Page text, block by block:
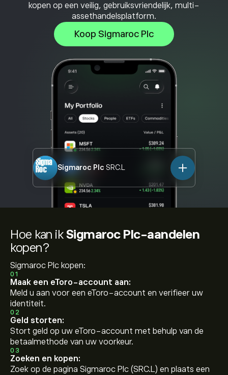
kopen op een veilig, gebruiksvriendelijk, multi-
assethandelsplatform.
Koop Sigmaroc Plc
Sigmaroc Plc SRC.L
Hoe kan ikSigmaroc Plc-aandelen
kopen?
Sigmaroc Plc kopen:
01
Maak een eToro-account aan:
Meld u aan voor een eToro-account en verifieer uw
identiteit.
02
Geld storten:
Stort geld op uw eToro-account met behulp van de
betaalmethode van uw voorkeur.
03
Zoeken en kopen:
Zoek op de pagina Sigmaroc Plc (SRC.L) en plaats een